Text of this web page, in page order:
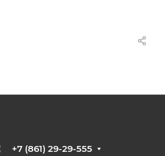
+7 (861) 29-29-555